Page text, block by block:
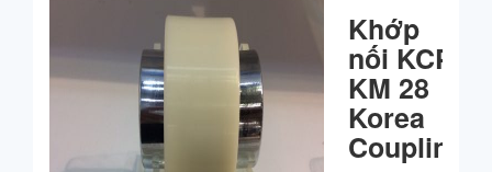
Khớp
nối KCP
KM 28
Korea
Coupling